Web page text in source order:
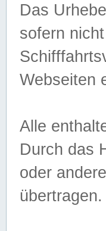
Das
sofern
Webseiten
Alle
Durch das
oder
übertragen.